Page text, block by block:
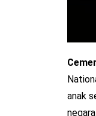
anak